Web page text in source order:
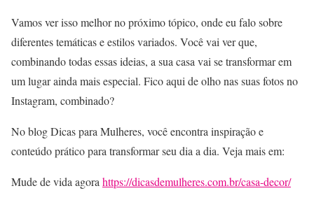
Vamos ver isso melhor no próximo tópico, onde eu falo sobre
diferentes temáticas e estilos variados. Você vai ver que,
combinando todas essas ideias, a sua casa vai se transformar em
um lugar ainda mais especial. Fico aqui de olho nas suas fotos no
Instagram, combinado?
No blog Dicas para Mulheres, você encontra inspiração e
conteúdo prático para transformar seu dia a dia. Veja mais em:
Mude de vida agora https://dicasdemulheres.com.br/casa-decor/